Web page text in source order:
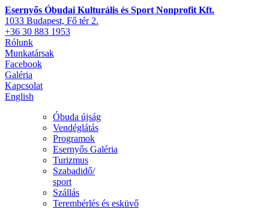
Esernyős Óbudai Kulturális és Sport Nonprofit Kft.
1033 Budapest, Fő tér 2.
+36 30 883 1953
Rólunk
Munkatársak
Facebook
Galéria
Kapcsolat
English
Óbuda újság
Vendéglátás
Programok
Esernyős Galéria
Turizmus
Szabadidő/
sport
Szállás
Terembérlés és esküvő